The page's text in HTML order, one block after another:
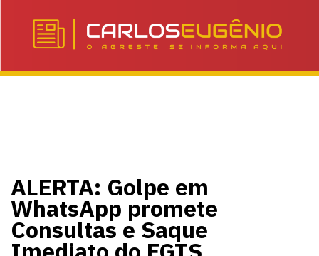
ALERTA: Golpe em
WhatsApp promete
Consultas e Saque